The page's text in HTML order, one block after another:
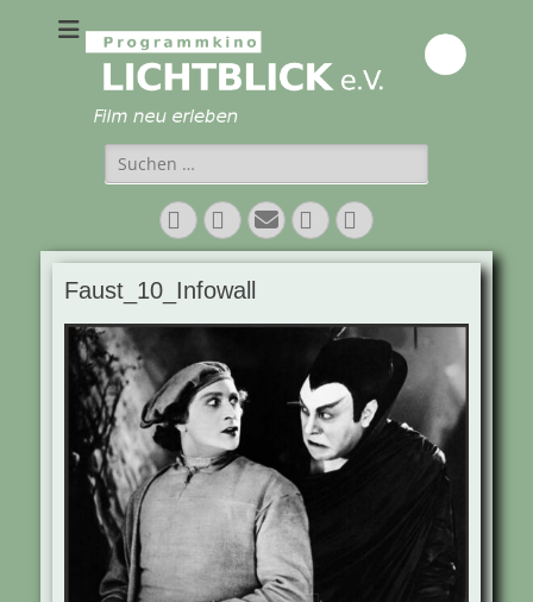
Programmkino
Lichtblick e.V.
Suchen
nach:
Facebook
Twitter
E-
Mail
VimeoInstagram
Faust_10_Infowall